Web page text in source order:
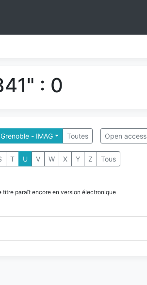
: 0
Grenoble - IMAG Toutes Open access
T U V W X Y Z Tous
titre paraît encore en version électronique